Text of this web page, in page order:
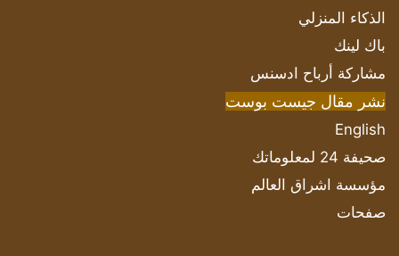
الذكاء المنزلي
باك لينك
مشاركة أرباح ادسنس
نشر مقال جيست بوست
English
صحيفة 24 لمعلوماتك
مؤسسة اشراق العالم
صفحات